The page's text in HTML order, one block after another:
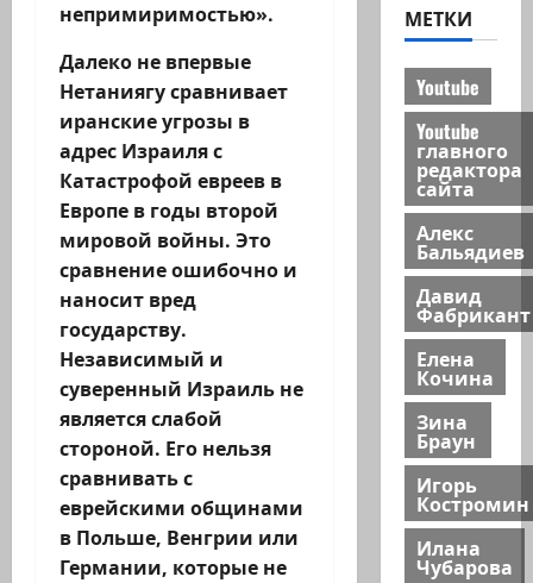
непримиримостью».
Далеко не впервые
Нетаниягу сравнивает
иранские угрозы в
адрес Израиля с
Катастрофой евреев в
Европе в годы второй
мировой войны. Это
сравнение ошибочно и
наносит вред
государству.
Независимый и
суверенный Израиль не
является слабой
стороной. Его нельзя
сравнивать с
еврейскими общинами
в Польше, Венгрии или
Германии, которые не
МЕТКИ
Youtube
Youtube
главного
редактора
сайта
Алекс
Бальядиев
Давид
Фабрикант
Елена
Кочина
Зина
Браун
Игорь
Костромин
Илана
Чубарова